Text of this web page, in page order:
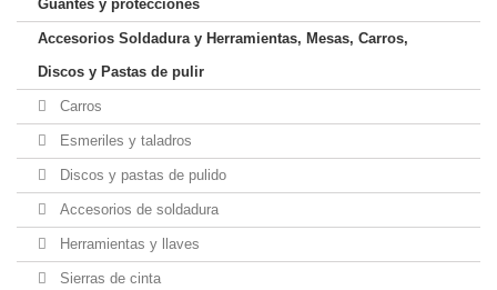
Guantes y protecciones
Accesorios Soldadura y Herramientas, Mesas, Carros,
Discos y Pastas de pulir
Carros
Esmeriles y taladros
Discos y pastas de pulido
Accesorios de soldadura
Herramientas y llaves
Sierras de cinta